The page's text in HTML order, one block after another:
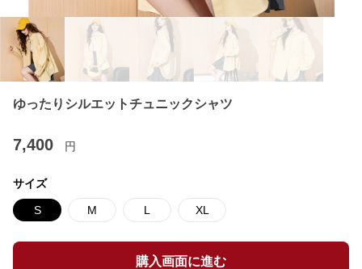
ゆったりシルエットチュニックシャツ
7,400 円
サイズ
S M L XL
購入画面に進む